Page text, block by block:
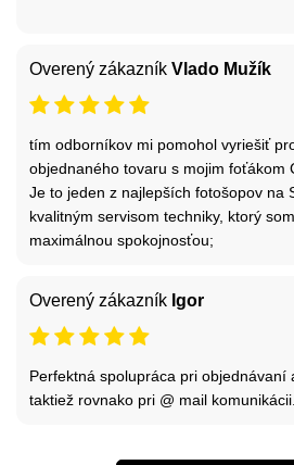
Overený zákazník Vlado Mužík
tím odborníkov mi pomohol vyriešiť
objednaného tovaru s mojim foťákom
Je to jeden z najlepších fotošopov na
kvalitným servisom techniky, ktorý
maximálnou spokojnosťou;
Overený zákazník Igor
Perfektná spolupráca pri objednávaní
taktiež rovnako pri @ mail komunikácii.